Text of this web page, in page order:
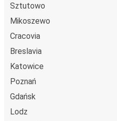
Sztutowo
Mikoszewo
Cracovia
Breslavia
Katowice
Poznań
Gdańsk
Lodz